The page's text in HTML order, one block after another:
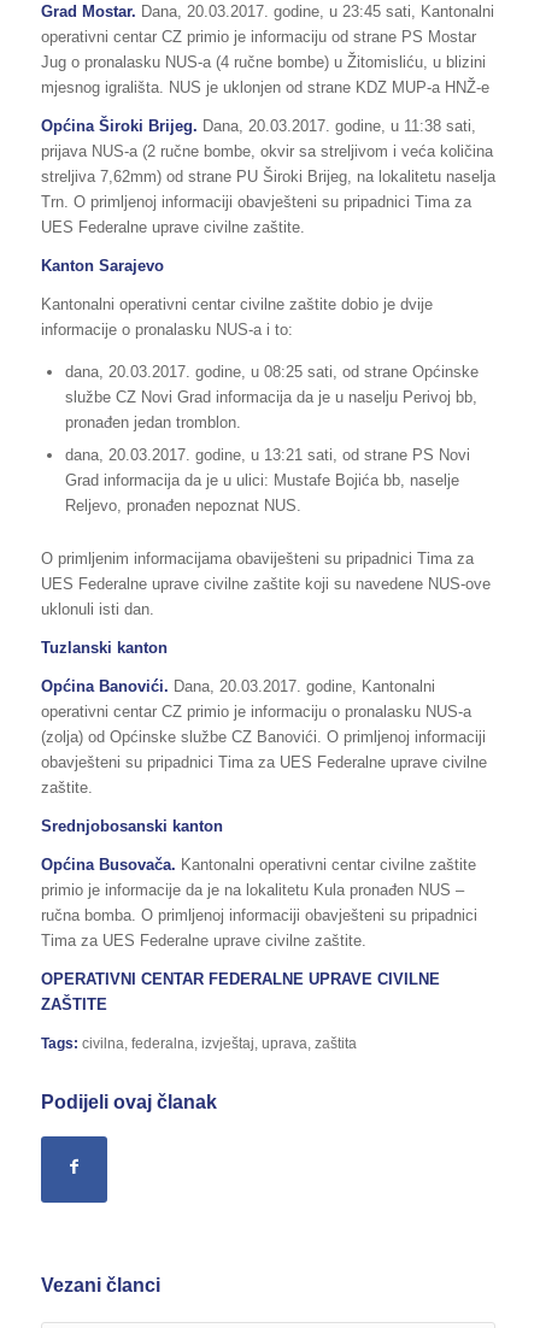
Grad Mostar. Dana, 20.03.2017. godine, u 23:45 sati, Kantonalni
operativni centar CZ primio je informaciju od strane PS Mostar
Jug o pronalasku NUS-a (4 ručne bombe) u Žitomisliću, u blizini
mjesnog igrališta. NUS je uklonjen od strane KDZ MUP-a HNŽ-e
Općina Široki Brijeg. Dana, 20.03.2017. godine, u 11:38 sati,
prijava NUS-a (2 ručne bombe, okvir sa streljivom i veća količina
streljiva 7,62mm) od strane PU Široki Brijeg, na lokalitetu naselja
Trn. O primljenoj informaciji obavješteni su pripadnici Tima za
UES Federalne uprave civilne zaštite.
Kanton Sarajevo
Kantonalni operativni centar civilne zaštite dobio je dvije
informacije o pronalasku NUS-a i to:
dana, 20.03.2017. godine, u 08:25 sati, od strane Općinske
službe CZ Novi Grad informacija da je u naselju Perivoj bb,
pronađen jedan tromblon.
dana, 20.03.2017. godine, u 13:21 sati, od strane PS Novi
Grad informacija da je u ulici: Mustafe Bojića bb, naselje
Reljevo, pronađen nepoznat NUS.
O primljenim informacijama obaviješteni su pripadnici Tima za
UES Federalne uprave civilne zaštite koji su navedene NUS-ove
uklonuli isti dan.
Tuzlanski kanton
Općina Banovići. Dana, 20.03.2017. godine, Kantonalni
operativni centar CZ primio je informaciju o pronalasku NUS-a
(zolja) od Općinske službe CZ Banovići. O primljenoj informaciji
obavješteni su pripadnici Tima za UES Federalne uprave civilne
zaštite.
Srednjobosanski kanton
Općina Busovača. Kantonalni operativni centar civilne zaštite
primio je informacije da je na lokalitetu Kula pronađen NUS –
ručna bomba. O primljenoj informaciji obavješteni su pripadnici
Tima za UES Federalne uprave civilne zaštite.
OPERATIVNI CENTAR FEDERALNE UPRAVE CIVILNE
ZAŠTITE
Tags: civilna federalna izvještaj uprava zaštita
Podijeli ovaj članak
Vezani članci